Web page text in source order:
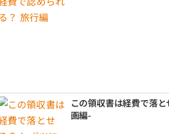
この領収書は経費で落
画編-